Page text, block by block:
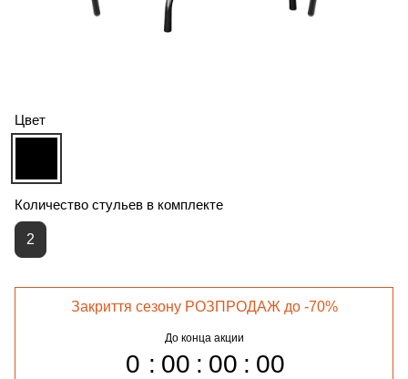
Цвет
Количество стульев в комплекте
2
Закриття сезону РОЗПРОДАЖ до -70%
До конца акции
0 00 00 00